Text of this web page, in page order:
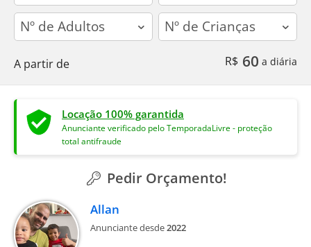
adults children
A partir de R$ 60 a diária
Locação 100% garantida
Anunciante verificado pelo TemporadaLivre - proteção
total antifraude
Pedir Orçamento!
Allan
Anunciante desde2022